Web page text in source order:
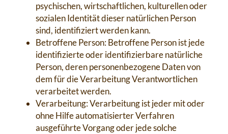
psychischen, wirtschaftlichen, kulturellen oder
sozialen Identität dieser natürlichen Person
sind, identifiziert werden kann.
Betroffene Person: Betroffene Person ist jede
identifizierte oder identifizierbare natürliche
Person, deren personenbezogene Daten von
dem für die Verarbeitung Verantwortlichen
verarbeitet werden.
Verarbeitung: Verarbeitung ist jeder mit oder
ohne Hilfe automatisierter Verfahren
ausgeführte Vorgang oder jede solche